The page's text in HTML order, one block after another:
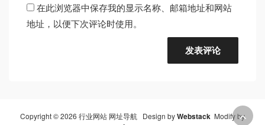
在此浏览器中保存我的显示名称、邮箱地址和网站
地址，以便下次评论时使用。
Copyright © 2026 行业网站 网址导航 Design byWebstack Modify by